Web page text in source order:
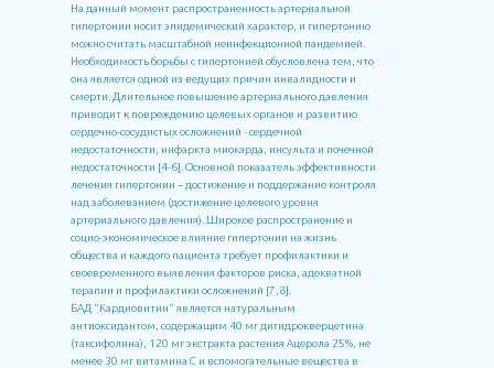
На данный момент распространенность артериальной
гипертонии носит эпидемический характер, и гипертонию
можно считать масштабной неинфекционной пандемией.
Необходимость борьбы с гипертонией обусловлена тем, что
она является одной из ведущих причин инвалидности и
смерти. Длительное повышение артериального давления
приводит к повреждению целевых органов и развитию
сердечно-сосудистых осложнений - сердечной
недостаточности, инфаркта миокарда, инсульта и почечной
недостаточности [4-6]. Основной показатель эффективности
лечения гипертонии – достижение и поддержание контроля
над заболеванием (достижение целевого уровня
артериального давления). Широкое распространение и
социо-экономическое влияние гипертонии на жизнь
общества и каждого пациента требует профилактики и
своевременного выявления факторов риска, адекватной
терапии и профилактики осложнений [7,8].
БАД "Кардиовитин" является натуральным
антиоксидантом, содержащим 40 мг дигидрокверцетина
(таксифолина), 120 мг экстракта растения Ацерола 25%, не
менее 30 мг витамина C и вспомогательные вещества в